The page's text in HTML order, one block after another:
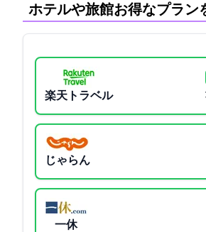
ホテルや旅館:お得なプラン
楽天トラベル
じゃらん
一休